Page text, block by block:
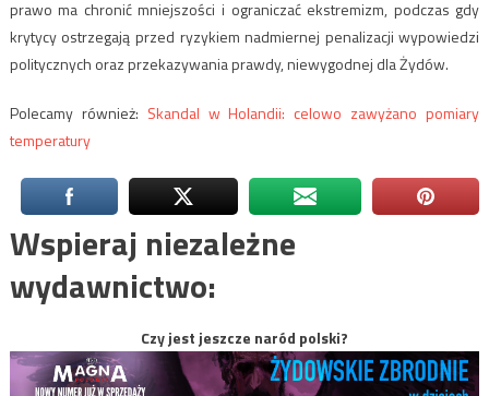
prawo ma chronić mniejszości i ograniczać ekstremizm, podczas gdy
krytycy ostrzegają przed ryzykiem nadmiernej penalizacji wypowiedzi
politycznych oraz przekazywania prawdy, niewygodnej dla Żydów.
Polecamy również: Skandal w Holandii: celowo zawyżano pomiary
temperatury
Wspieraj niezależne
wydawnictwo:
Czy jest jeszcze naród polski?